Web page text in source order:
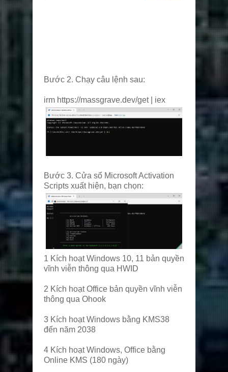
Bước 2. Chạy câu lệnh sau:
irm https://massgrave.dev/get | iex
Bước 3. Cửa sổ Microsoft Activation
Scripts xuất hiện, bạn chọn:
1 Kích hoạt Windows 10, 11 bản quyền
vĩnh viễn thông qua HWID
2 Kích hoạt Office bản quyền vĩnh viễn
thông qua Ohook
3 Kích hoạt Windows bằng KMS38
đến năm 2038
4 Kích hoạt Windows, Office bằng
Online KMS (180 ngày)